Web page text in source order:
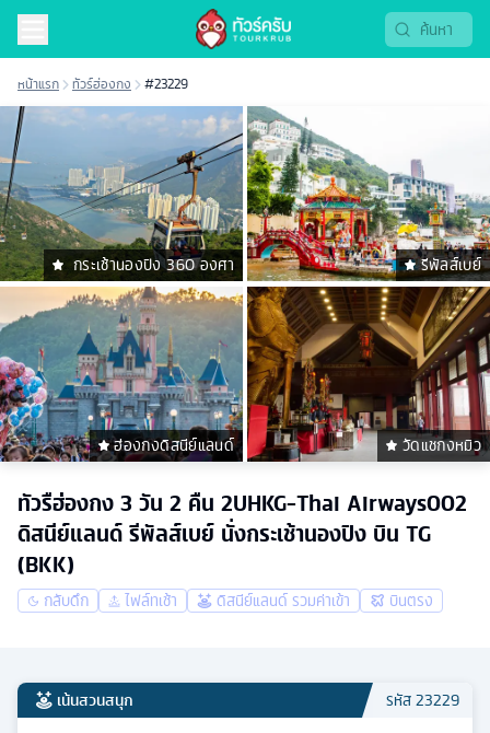
หน้าแรก ทัวร์ฮ่องกง #23229
กระเช้านองปิง 360 องศา รีพัลส์เบย์
ฮ่องกงดิสนีย์แลนด์ วัดแชกงหมิว
ทัวรืฮ่องกง 3 วัน 2 คืน 2UHKG-Thai Airways002
ดิสนีย์แลนด์ รีพัลส์เบย์ นั่งกระเช้านองปิง บิน TG
(BKK)
กลับดึก ไฟล์ทเช้า ดิสนีย์แลนด์ รวมค่าเข้า บินตรง
เน้นสวนสนุก รหัส23229